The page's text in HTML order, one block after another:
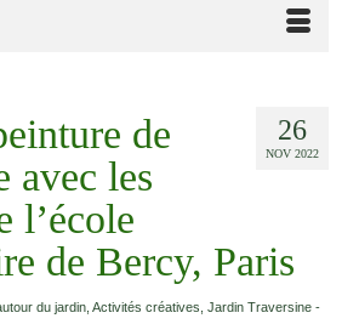
26
NOV 2022
de
avec les
l’école
de Bercy, Paris
du jardin Activités créatives Jardin Traversine -